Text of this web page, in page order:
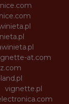
at.com
vignette.pl